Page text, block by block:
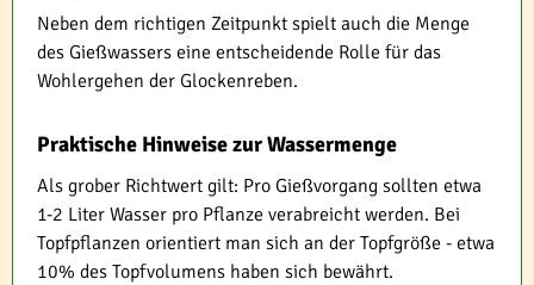
Neben dem richtigen Zeitpunkt spielt auch die Menge
des Gießwassers eine entscheidende Rolle für das
Wohlergehen der Glockenreben.
Praktische Hinweise zur Wassermenge
Als grober Richtwert gilt: Pro Gießvorgang sollten etwa
1-2 Liter Wasser pro Pflanze verabreicht werden. Bei
Topfpflanzen orientiert man sich an der Topfgröße - etwa
10% des Topfvolumens haben sich bewährt.